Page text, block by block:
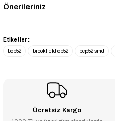
Önerileriniz
Etiketler :
bcp52
brookfield cp52 bcp52 smd
Ücretsiz Kargo